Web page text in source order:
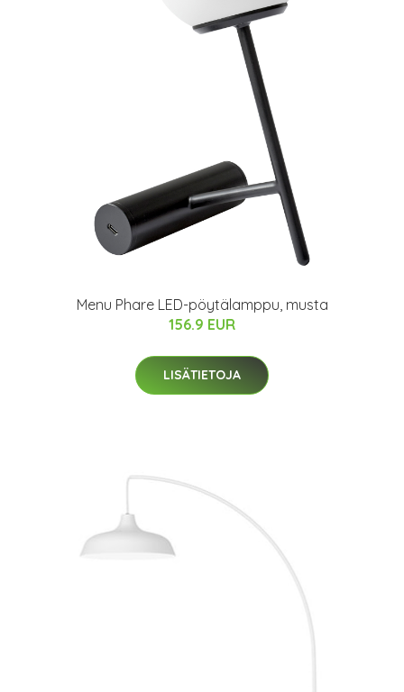
Menu Phare LED-pöytälamppu, musta
156.9 EUR
LISÄTIETOJA